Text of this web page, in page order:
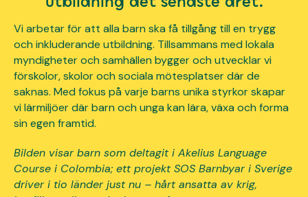
Vi arbetar för att alla barn ska få tillgång till en trygg
och inkluderande utbildning. Tillsammans med lokala
myndigheter och samhällen bygger och utvecklar vi
förskolor, skolor och sociala mötesplatser där de
saknas. Med fokus på varje barns unika styrkor skapar
vi lärmiljöer där barn och unga kan lära, växa och forma
sin egen framtid.
Bilden visar barn som deltagit i Akelius Language
Course i Colombia; ett projekt SOS Barnbyar i Sverige
driver i tio länder just nu – hårt ansatta av krig,